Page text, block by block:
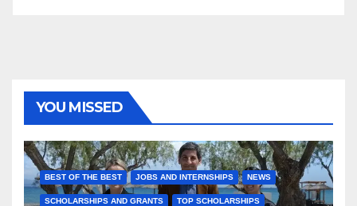
YOU MISSED
BEST OF THE BEST JOBS AND INTERNSHIPS NEWS
SCHOLARSHIPS AND GRANTS TOP SCHOLARSHIPS